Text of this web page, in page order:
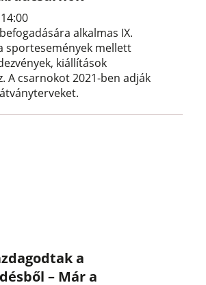
alkalmas IX.
sportesemények mellett
kiállítások
A csarnokot 2021-ben adják
a
– Már a